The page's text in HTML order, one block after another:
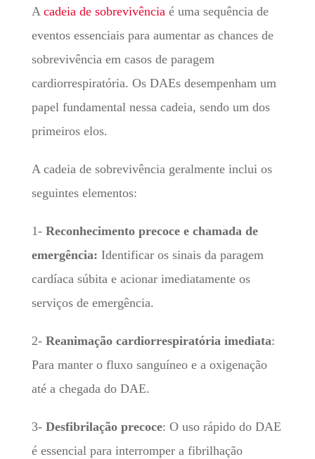
A cadeia de sobrevivência é uma sequência de
eventos essenciais para aumentar as chances de
sobrevivência em casos de paragem
cardiorrespiratória. Os DAEs desempenham um
papel fundamental nessa cadeia, sendo um dos
primeiros elos.
A cadeia de sobrevivência geralmente inclui os
seguintes elementos:
1- Reconhecimento precoce e chamada de
emergência: Identificar os sinais da paragem
cardíaca súbita e acionar imediatamente os
serviços de emergência.
2- Reanimação cardiorrespiratória imediata:
Para manter o fluxo sanguíneo e a oxigenação
até a chegada do DAE.
3- Desfibrilação precoce: O uso rápido do DAE
é essencial para interromper a fibrilhação